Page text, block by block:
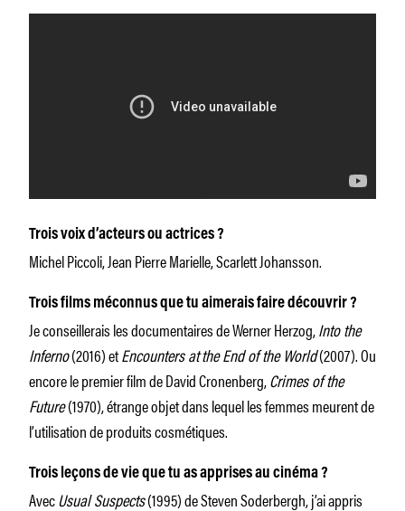
Trois voix d’acteurs ou actrices ?
Michel Piccoli, Jean Pierre Marielle, Scarlett Johansson.
Trois films méconnus que tu aimerais faire découvrir ?
Je conseillerais les documentaires de Werner Herzog,Into the
Inferno(2016) etEncounters atthe End of the World(2007). Ou
encore le premier film de David Cronenberg,Crimes of the
Future(1970), étrange objet dans lequel les femmes meurent de
l’utilisation de produits cosmétiques.
Trois leçons de vie que tu as apprises au cinéma ?
AvecUsual Suspects(1995) de Steven Soderbergh, j’ai appris